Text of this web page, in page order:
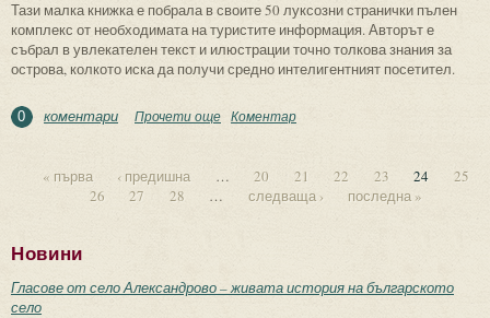
Тази малка книжка е побрала в своите 50 луксозни странички пълен
комплекс от необходимата на туристите информация. Авторът е
събрал в увлекателен текст и илюстрации точно толкова знания за
острова, колкото иска да получи средно интелигентният посетител.
0 коментари Прочети още about Пътеводителят “Остров “Св.
Коментар
« първа ‹ предишна … 20 21 22 23 24
25
26
27 28 … следваща › последна »
Новини
Гласове от село Александрово – живата история на българското
село